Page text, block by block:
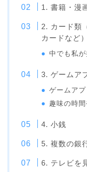
1. 書籍・漫
2. カード類
カードなど）
中でも私
3. ゲームア
ゲームア
趣味の時
4. 小銭
5. 複数の銀
6. テレビを